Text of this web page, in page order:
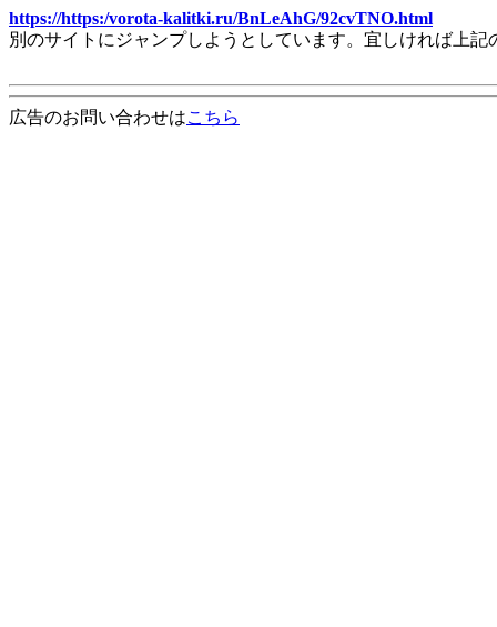
https://https:/vorota-kalitki.ru/BnLeAhG/92cvTNO.html
別のサイトにジャンプしようとしています。宜しければ上
広告のお問い合わせはこちら